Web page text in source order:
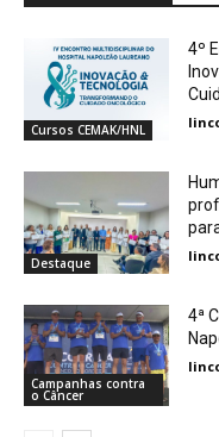
Cursos CEMAK/HNL
4º
Destaque
Campanhas contra
o Câncer
4ª